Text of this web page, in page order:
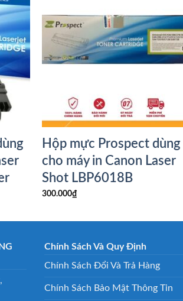
Hộp mực Prospect dùng
cho máy in Canon Laser
Shot LBP6018B
300.000₫
Chính Sách Và Quy Định
Chính Sách Đổi Và Trả Hàng
Chính Sách Bảo Mật Thông Tin